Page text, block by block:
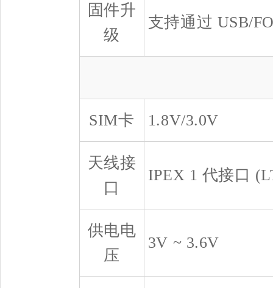
固件升
级
支持通过 USB/
SIM卡 1.8V/3.0V
天线接
口
IPEX 1 代接口
供电电
压
3V ~ 3.6V